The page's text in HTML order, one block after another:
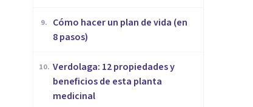
9.
Cómo hacer un plan de vida (en
8 pasos)
10. Verdolaga: 12 propiedades y
beneficios de esta planta
medicinal